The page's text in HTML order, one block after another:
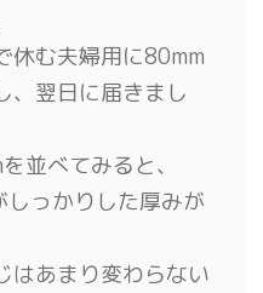
休む夫婦用に80mm
、翌日に届きまし
並べてみると、
っかりした厚みが
はあまり変わらない